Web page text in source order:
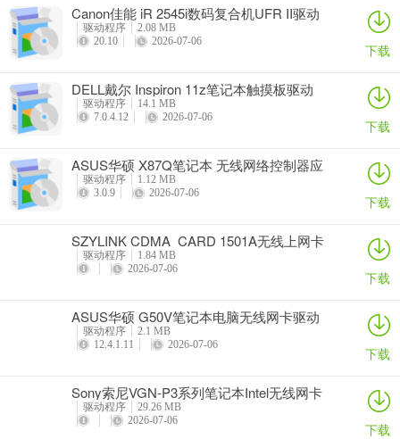
Canon佳能 iR 2545i数码复合机UFR II驱动
驱动程序
2.08 MB
20.10
2026-07-06 下载
DELL戴尔 Inspiron 11z笔记本触摸板驱动
驱动程序
14.1 MB
7.0.4.12
2026-07-06 下载
ASUS华硕 X87Q笔记本 无线网络控制器应
用程序
驱动程序
1.12 MB
3.0.9
2026-07-06 下载
SZYLINK CDMA_CARD 1501A无线上网卡
驱动程序
1.84 MB
2026-07-06
下载
ASUS华硕 G50V笔记本电脑无线网卡驱动
驱动程序
2.1 MB
12.4.1.11
2026-07-06 下载
Sony索尼VGN-P3系列笔记本Intel无线网卡
驱动
驱动程序
29.26 MB
2026-07-06
下载